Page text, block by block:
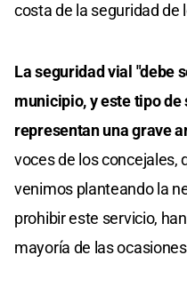
costa de la seguridad de
La seguridad vial "debe
municipio, y este tipo
representan una grave
voces de los concejales,
venimos planteando la
prohibir este servicio,
mayoría de las